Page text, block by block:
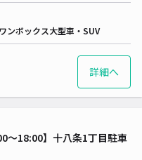
ワンボックス大型車・SUV
詳細へ
～18:00】十八条1丁目駐車